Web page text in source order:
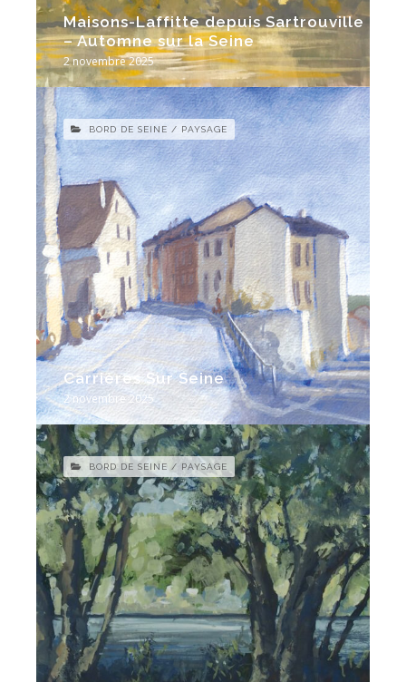
2 novembre 2025
Maisons-Laffitte depuis Sartrouville
– Automne sur la Seine
2 novembre 2025
Carrières Sur Seine
BORD DE SEINE / PAYSAGE
BORD DE SEINE / PAYSAGE